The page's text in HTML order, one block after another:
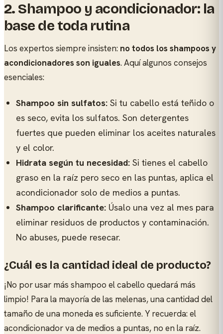
2. Shampoo y acondicionador: la
base de toda rutina
Los expertos siempre insisten: no todos los shampoos y
acondicionadores son iguales. Aquí algunos consejos
esenciales:
Shampoo sin sulfatos: Si tu cabello está teñido o
es seco, evita los sulfatos. Son detergentes
fuertes que pueden eliminar los aceites naturales
y el color.
Hidrata según tu necesidad: Si tienes el cabello
graso en la raíz pero seco en las puntas, aplica el
acondicionador solo de medios a puntas.
Shampoo clarificante: Úsalo una vez al mes para
eliminar residuos de productos y contaminación.
No abuses, puede resecar.
¿Cuál es la cantidad ideal de producto?
¡No por usar más shampoo el cabello quedará más
limpio! Para la mayoría de las melenas, una cantidad del
tamaño de una moneda es suficiente. Y recuerda: el
acondicionador va de medios a puntas, no en la raíz.